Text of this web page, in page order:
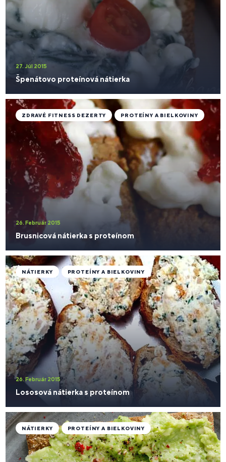
27. Júl 2015
Špenátovo proteínová nátierka
26. Február 2015
Brusnicová nátierka s proteínom
ZDRAVÉ FITNESS DEZERTY PROTEÍNY A BIELKOVINY
26. Február 2015
Lososová nátierka s proteínom
NÁTIERKY PROTEÍNY A BIELKOVINY
NÁTIERKY PROTEÍNY A BIELKOVINY